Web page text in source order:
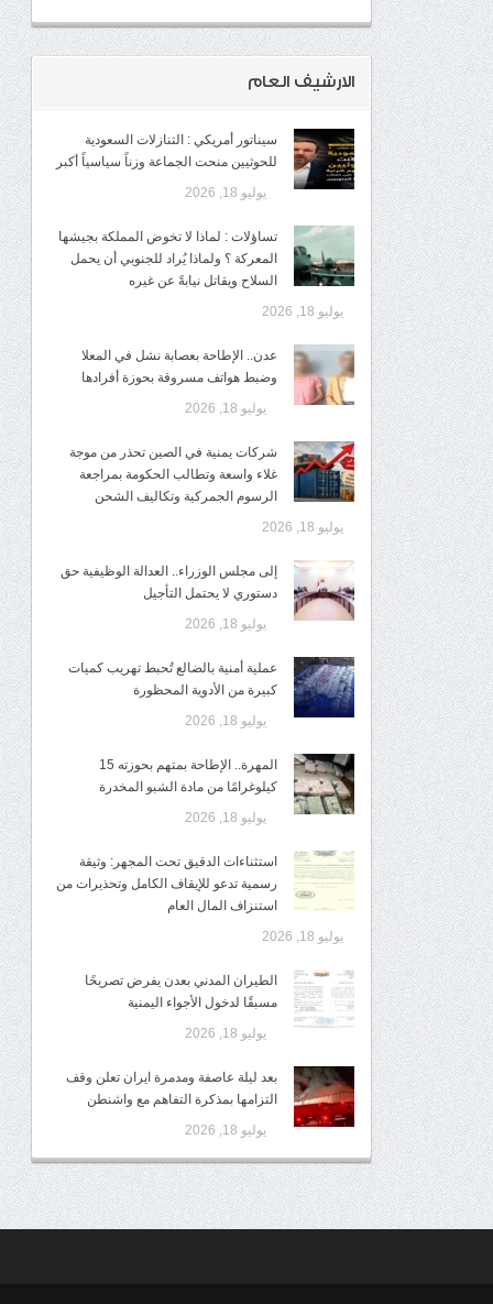
الارشيف العام
سيناتور أمريكي : التنازلات السعودية
للحوثيين منحت الجماعة وزناً سياسياً أكبر
يوليو 18, 2026
تساؤلات : لماذا لا تخوض المملكة بجيشها
المعركة ؟ ولماذا يُراد للجنوبي أن يحمل
السلاح ويقاتل نيابةً عن غيره
يوليو 18, 2026
عدن.. الإطاحة بعصابة نشل في المعلا
وضبط هواتف مسروقة بحوزة أفرادها
يوليو 18, 2026
شركات يمنية في الصين تحذر من موجة
غلاء واسعة وتطالب الحكومة بمراجعة
الرسوم الجمركية وتكاليف الشحن
يوليو 18, 2026
إلى مجلس الوزراء.. العدالة الوظيفية حق
دستوري لا يحتمل التأجيل
يوليو 18, 2026
عملية أمنية بالضالع تُحبط تهريب كميات
كبيرة من الأدوية المحظورة
يوليو 18, 2026
المهرة.. الإطاحة بمتهم بحوزته 15
كيلوغرامًا من مادة الشبو المخدرة
يوليو 18, 2026
استثناءات الدقيق تحت المجهر: وثيقة
رسمية تدعو للإيقاف الكامل وتحذيرات من
استنزاف المال العام
يوليو 18, 2026
الطيران المدني بعدن يفرض تصريحًا
مسبقًا لدخول الأجواء اليمنية
يوليو 18, 2026
بعد ليلة عاصفة ومدمرة ايران تعلن وقف
التزامها بمذكرة التفاهم مع واشنطن
يوليو 18, 2026